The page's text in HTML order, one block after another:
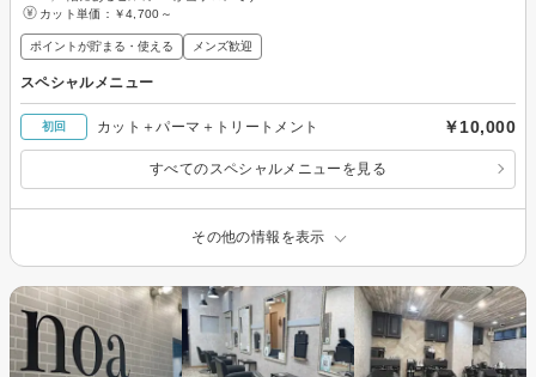
カット単価： ￥4,700～
ポイントが貯まる・使える メンズ歓迎
スペシャルメニュー
初回 カット＋パーマ＋トリートメント ￥10,000
すべてのスペシャルメニューを見る
その他の情報を表示